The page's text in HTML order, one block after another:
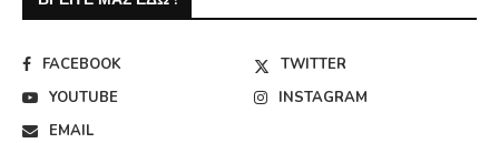
FACEBOOK
TWITTER
YOUTUBE
INSTAGRAM
EMAIL